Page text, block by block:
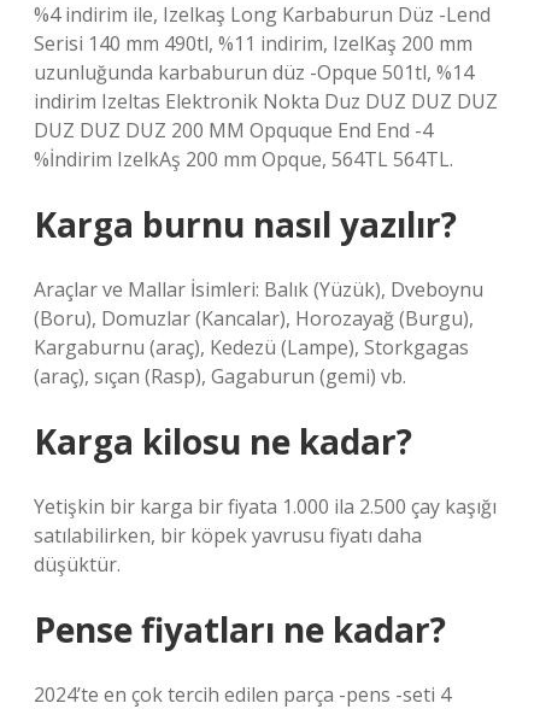
%4 indirim ile, Izelkaş Long Karbaburun Düz -Lend
Serisi 140 mm 490tl, %11 indirim, IzelKaş 200 mm
uzunluğunda karbaburun düz -Opque 501tl, %14
indirim Izeltas Elektronik Nokta Duz DUZ DUZ DUZ
DUZ DUZ DUZ 200 MM Opquque End End -4
%İndirim IzelkAş 200 mm Opque, 564TL 564TL.
Karga burnu nasıl yazılır?
Araçlar ve Mallar İsimleri: Balık (Yüzük), Dveboynu
(Boru), Domuzlar (Kancalar), Horozayağ (Burgu),
Kargaburnu (araç), Kedezü (Lampe), Storkgagas
(araç), sıçan (Rasp), Gagaburun (gemi) vb.
Karga kilosu ne kadar?
Yetişkin bir karga bir fiyata 1.000 ila 2.500 çay kaşığı
satılabilirken, bir köpek yavrusu fiyatı daha
düşüktür.
Pense fiyatları ne kadar?
2024’te en çok tercih edilen parça -pens -seti 4